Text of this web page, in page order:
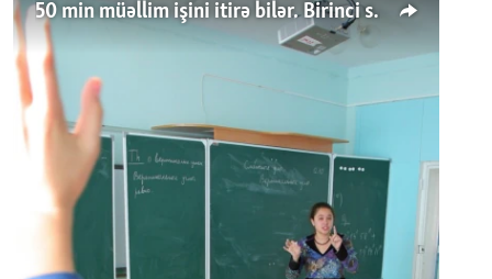
50 min müəllim işini itirə bilər. Birinci sinfə gedənlər azalır